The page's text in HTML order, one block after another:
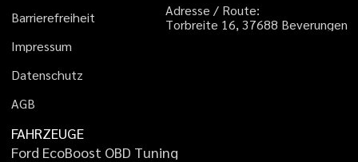
Barrierefreiheit
Impressum
Datenschutz
AGB
Adresse / Route:
Torbreite 16, 37688 Beverungen
FAHRZEUGE
Ford EcoBoost OBD Tuning